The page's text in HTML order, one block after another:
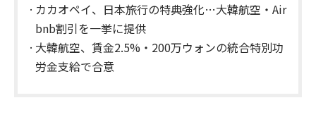
カカオペイ、日本旅行の特典強化…大韓航空・Air
bnb割引を一挙に提供
大韓航空、賃金2.5%・200万ウォンの統合特別功
労金支給で合意